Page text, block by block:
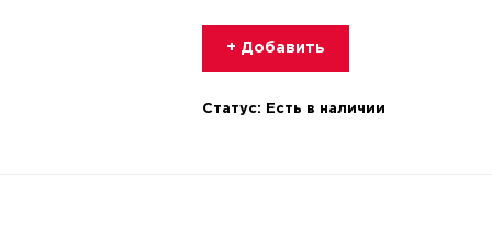
+ Добавить
Статус: Есть в наличии